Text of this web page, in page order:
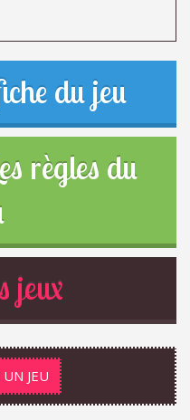
du jeu
règles du
jeux
JEU